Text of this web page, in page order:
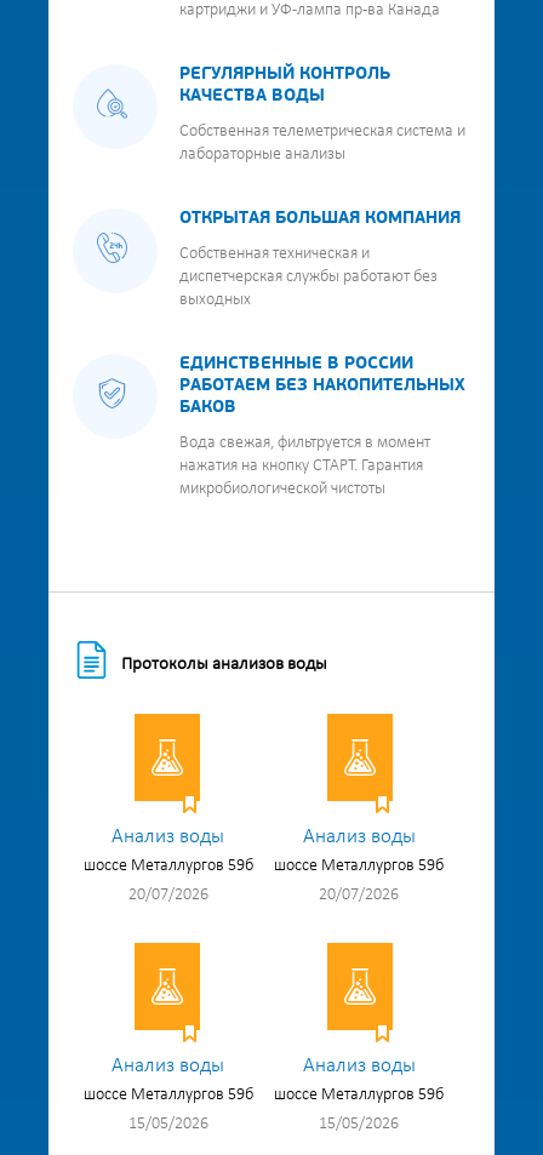
картриджи и УФ-лампа пр-ва Канада
РЕГУЛЯРНЫЙ КОНТРОЛЬ
КАЧЕСТВА ВОДЫ
Собственная телеметрическая система и
лабораторные анализы
ОТКРЫТАЯ БОЛЬШАЯ КОМПАНИЯ
Собственная техническая и
диспетчерская службы работают без
выходных
ЕДИНСТВЕННЫЕ В РОССИИ
РАБОТАЕМ БЕЗ НАКОПИТЕЛЬНЫХ
БАКОВ
Вода свежая, фильтруется в момент
нажатия на кнопку СТАРТ. Гарантия
микробиологической чистоты
Протоколы анализов воды
Анализ воды
шоссе Металлургов 59б
20/07/2026
Анализ воды
шоссе Металлургов 59б
20/07/2026
Анализ воды
шоссе Металлургов 59б
15/05/2026
Анализ воды
шоссе Металлургов 59б
15/05/2026